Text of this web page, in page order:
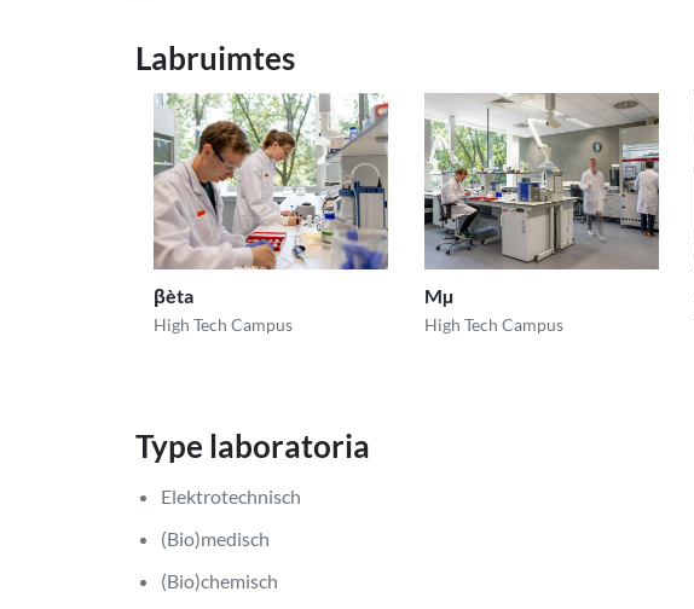
Labruimtes
βèta
High Tech Campus
Mµ
High Tech Campus
Type laboratoria
Elektrotechnisch
(Bio)medisch
(Bio)chemisch